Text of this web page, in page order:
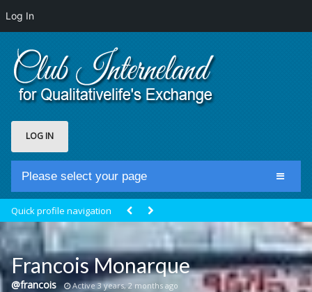
Log In
LOG IN
Please select your page
Club Newsfeed
Members
Groups
Quick profile navigation
Francois Monarque
@francois Active 3 years, 2 months ago